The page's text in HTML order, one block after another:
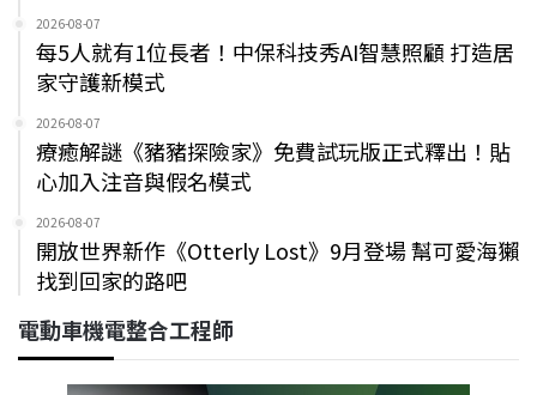
2026-08-07
每5人就有1位長者！中保科技秀AI智慧照顧 打造居
家守護新模式
2026-08-07
療癒解謎《豬豬探險家》免費試玩版正式釋出！貼
心加入注音與假名模式
2026-08-07
開放世界新作《Otterly Lost》9月登場 幫可愛海獺
找到回家的路吧
電動車機電整合工程師